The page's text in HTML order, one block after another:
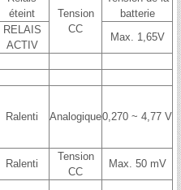
éteint
Tension
CC
batterie
RELAIS
ACTIV
Max. 1,65V
Ralenti Analogique0,270 ~ 4,77 V
Ralenti
Tension
CC
Max. 50 mV